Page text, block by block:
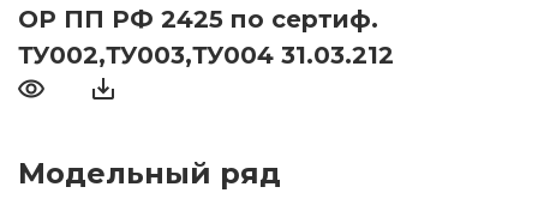
ОР ПП РФ 2425 по сертиф.
ТУ002,ТУ003,ТУ004 31.03.212
Модельный ряд